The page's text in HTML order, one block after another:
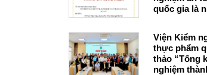
quốc gia là nhà cung cấp các
17043:2023
Viện Kiểm
thực phẩm
thảo “Tổng
nghiệm